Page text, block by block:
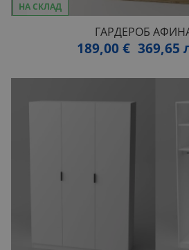
НА СКЛАД
ГАРДЕРОБ
189,00 € 369,65